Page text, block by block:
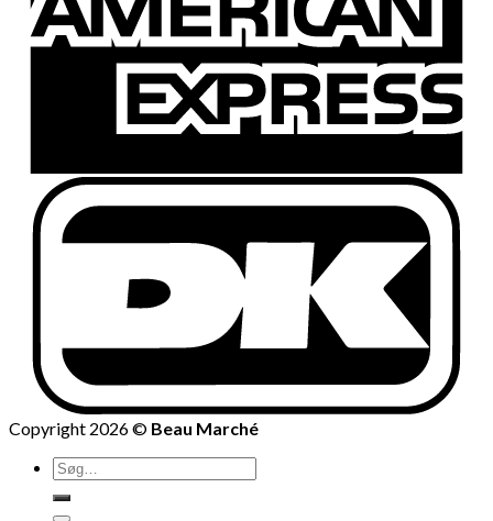
Copyright 2026 © Beau Marché
Søg
efter: